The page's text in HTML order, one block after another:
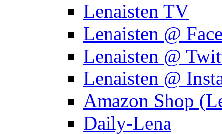
Lenaisten TV
Lenaisten @
Lenaisten @
Lenaisten @
Amazon Shop
Daily-Lena